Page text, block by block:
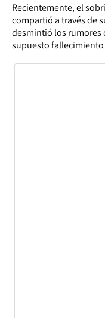
Recientemente, el
compartió a través de
desmintió los rumores
supuesto fallecimiento